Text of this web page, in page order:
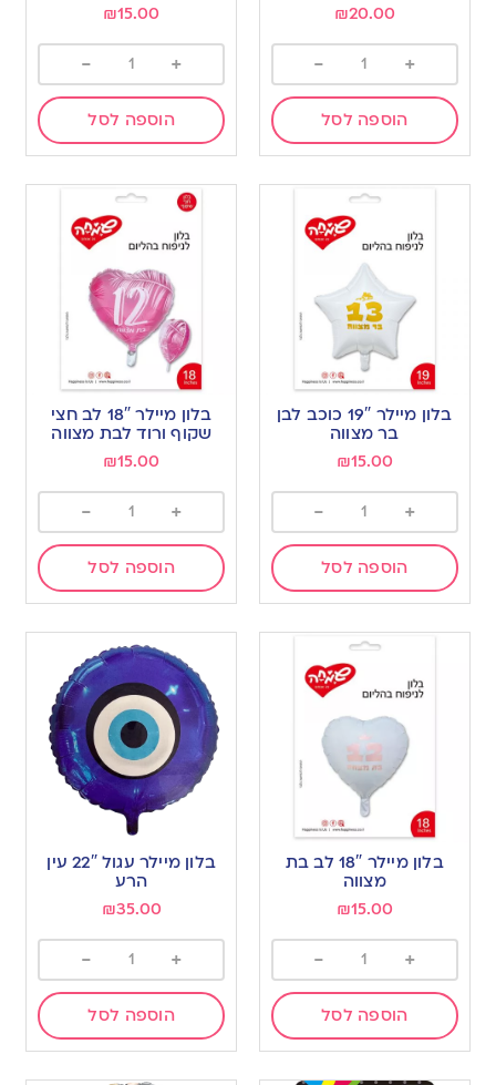
₪20.00
+
-
הוספה לסל
₪15.00
+
-
הוספה לסל
בלון מיילר 19″ כוכב לבן
בר מצווה
₪15.00
+
-
הוספה לסל
בלון מיילר 18″ לב חצי
שקוף ורוד לבת מצווה
₪15.00
+
-
הוספה לסל
בלון מיילר 18″ לב בת
מצווה
₪15.00
+
-
הוספה לסל
בלון מיילר עגול 22″ עין
הרע
₪35.00
+
-
הוספה לסל